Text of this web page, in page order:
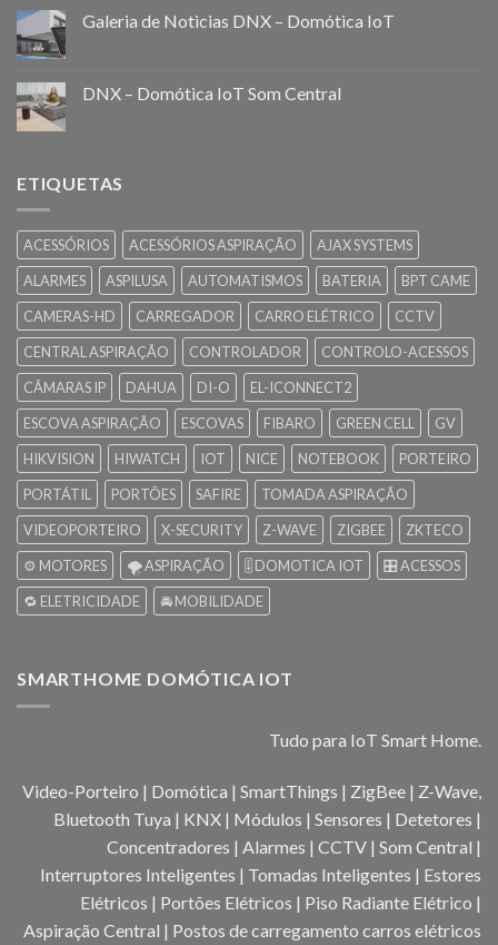
Galeria de Noticias DNX – Domótica IoT
DNX – Domótica IoT Som Central
ETIQUETAS
ACESSÓRIOS ACESSÓRIOS ASPIRAÇÃO
AJAX SYSTEMS
ALARMES
ASPILUSA AUTOMATISMOS BATERIA
BPT CAME
CAMERAS-HD
CARREGADOR CARRO ELÉTRICO
CCTV
CENTRAL ASPIRAÇÃO
CONTROLADOR
CONTROLO-ACESSOS
CÂMARAS IP
DAHUA DI-O
EL-ICONNECT2
ESCOVA ASPIRAÇÃO
ESCOVAS FIBARO GREEN CELL
GV
HIKVISION
HIWATCH IOT NICE NOTEBOOK
PORTEIRO
PORTÁTIL
PORTÕES SAFIRE
TOMADA ASPIRAÇÃO
VIDEOPORTEIRO
X-SECURITY Z-WAVE ZIGBEE
ZKTECO
⚙️ MOTORES
🌪️ ASPIRAÇÃO 🎚️ DOMOTICA IOT
🎛️ ACESSOS
🔁 ELETRICIDADE
🚘 MOBILIDADE
SMARTHOME DOMÓTICA IOT
Tudo para IoT Smart Home.
Video-Porteiro | Domótica | SmartThings | ZigBee | Z-Wave,
Bluetooth Tuya | KNX | Módulos | Sensores | Detetores |
Concentradores | Alarmes | CCTV | Som Central |
Interruptores Inteligentes | Tomadas Inteligentes | Estores
Elétricos | Portões Elétricos | Piso Radiante Elétrico |
Aspiração Central | Postos de carregamento carros elétricos